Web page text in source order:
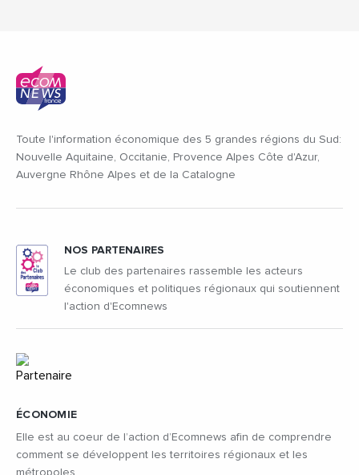
Toute l'information économique des 5 grandes régions du Sud:
Nouvelle Aquitaine, Occitanie, Provence Alpes Côte d'Azur,
Auvergne Rhône Alpes et de la Catalogne
ÉCONOMIE
Elle est au coeur de l’action d’Ecomnews afin de comprendre
comment se développent les territoires régionaux et les
métropoles
NOS PARTENAIRES
Le club des partenaires rassemble les acteurs
économiques et politiques régionaux qui soutiennent
l'action d'Ecomnews